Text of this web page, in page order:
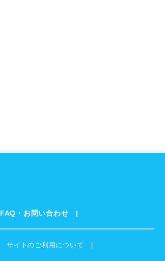
FAQ・お問い合わせ
サイトのご利用について